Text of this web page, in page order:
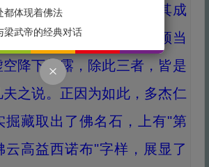
其二，在妙智表显上，其成
三，在游戏三昧上，必须当
降下甘露，除此三者，皆是
之说。正因为如此，多杰仁
掘藏取出了佛名石，上有"第
云高益西诺布"字样，展显了
都体现着佛法
梁武帝的经典对话